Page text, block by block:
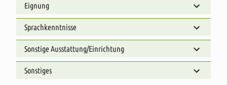
Eignung
Sprachkenntnisse
Sonstige Ausstattung/Einrichtung
Sonstiges